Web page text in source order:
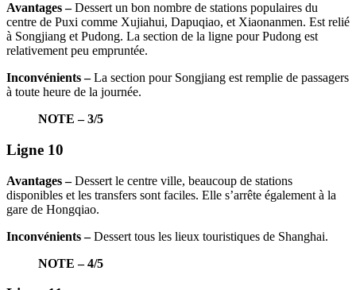
Avantages –Dessert un bon nombre de stations populaires du
centre de Puxi comme Xujiahui, Dapuqiao, et Xiaonanmen. Est relié
à Songjiang et Pudong. La section de la ligne pour Pudong est
relativement peu empruntée.
Inconvénients –La section pour Songjiang est remplie de passagers
à toute heure de la journée.
NOTE – 3/5
Ligne 10
Avantages –Dessert le centre ville, beaucoup de stations
disponibles et les transfers sont faciles. Elle s’arrête également à la
gare de Hongqiao.
Inconvénients –Dessert tous les lieux touristiques de Shanghai.
NOTE – 4/5